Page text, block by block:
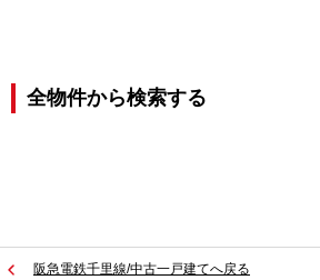
全物件から検索する
阪急電鉄千里線/中古一戸建てへ戻る